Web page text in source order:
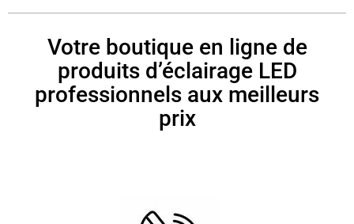
Votre boutique en ligne de
produits d’éclairage LED
professionnels aux meilleurs
prix